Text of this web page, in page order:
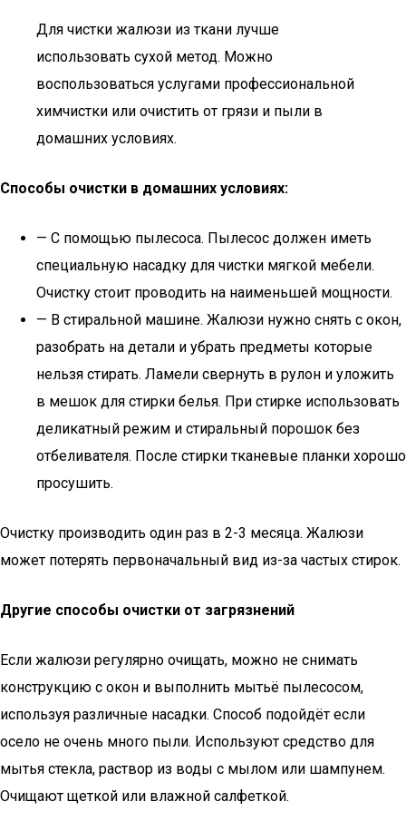
Для чистки жалюзи из ткани лучше
использовать сухой метод. Можно
воспользоваться услугами профессиональной
химчистки или очистить от грязи и пыли в
домашних условиях.
Способы очистки в домашних условиях:
— С помощью пылесоса. Пылесос должен иметь
специальную насадку для чистки мягкой мебели.
Очистку стоит проводить на наименьшей мощности.
— В стиральной машине. Жалюзи нужно снять с окон,
разобрать на детали и убрать предметы которые
нельзя стирать. Ламели свернуть в рулон и уложить
в мешок для стирки белья. При стирке использовать
деликатный режим и стиральный порошок без
отбеливателя. После стирки тканевые планки хорошо
просушить.
Очистку производить один раз в 2-3 месяца. Жалюзи
может потерять первоначальный вид из-за частых стирок.
Другие способы очистки от загрязнений
Если жалюзи регулярно очищать, можно не снимать
конструкцию с окон и выполнить мытьё пылесосом,
используя различные насадки. Способ подойдёт если
осело не очень много пыли. Используют средство для
мытья стекла, раствор из воды с мылом или шампунем.
Очищают щеткой или влажной салфеткой.